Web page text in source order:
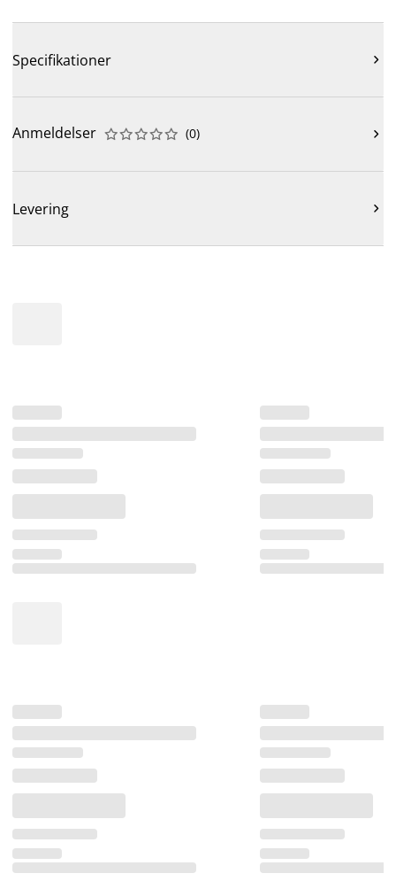
Specifikationer 
Anmeldelser 




 (0) 
Levering 